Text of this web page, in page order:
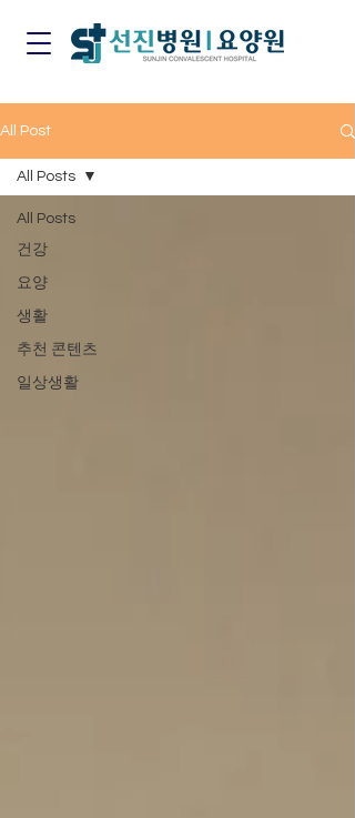
All Post
All Posts
건강
요양
생활
추천 콘텐츠
일상생활
All Posts